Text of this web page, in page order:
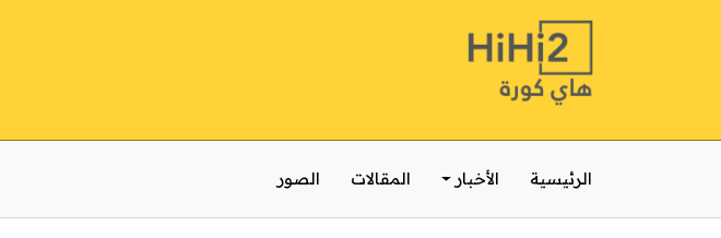
الرئيسية الأخبار المقالات الصور